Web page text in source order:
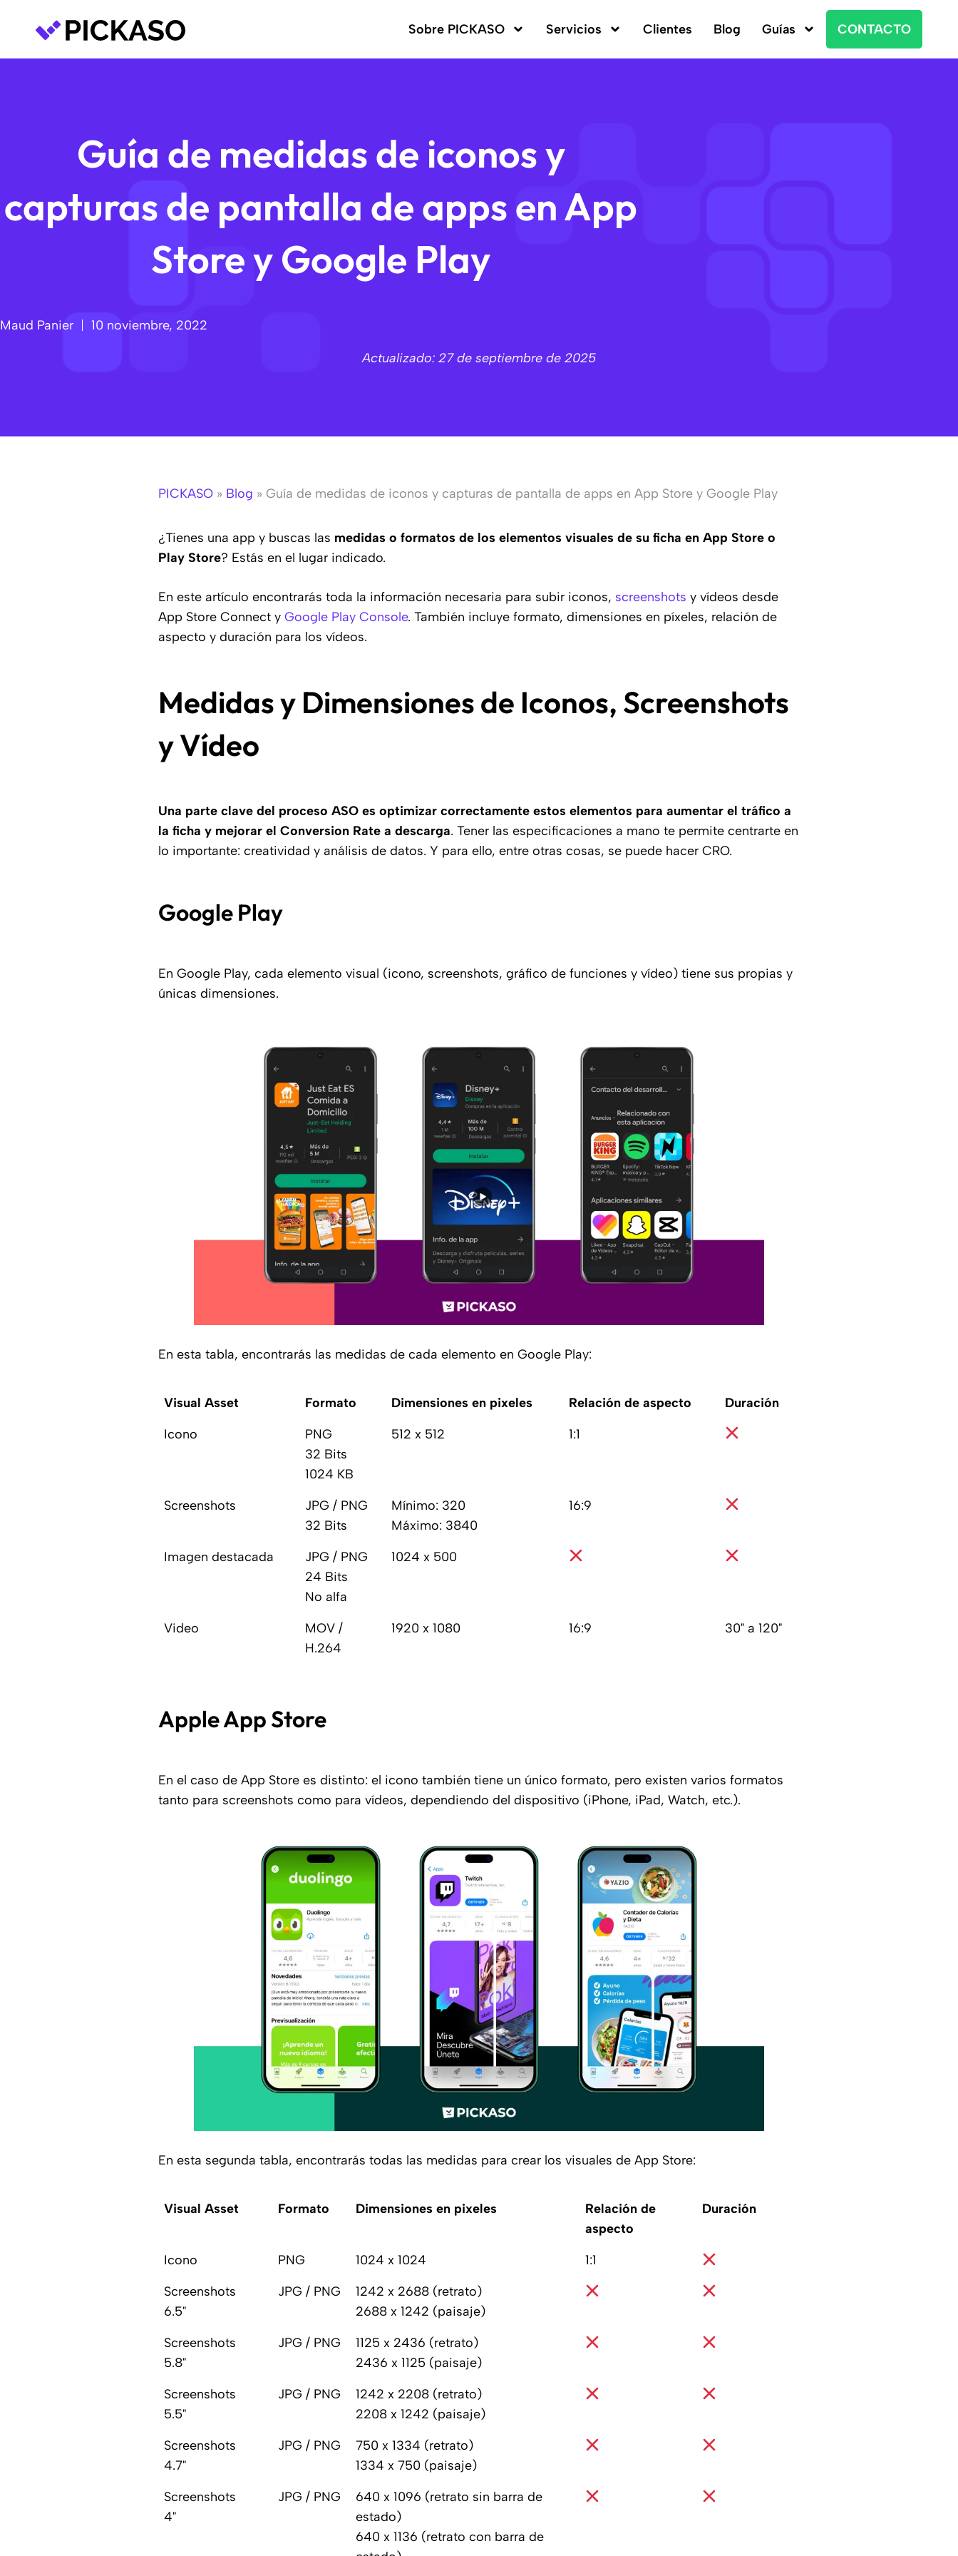
Sobre PICKASO Servicios Clientes Blog Guías CONTACTO
Guía de medidas de iconos y
capturas de pantalla de apps en App
Store y Google Play
Maud Panier 10 noviembre, 2022
Actualizado: 27 de septiembre de 2025
PICKASO » Blog » Guía de medidas de iconos y capturas de pantalla de apps en App Store y Google Play
¿Tienes una app y buscas las medidas o formatos de los elementos visuales de su ficha en App Store o
Play Store? Estás en el lugar indicado.
En este artículo encontrarás toda la información necesaria para subir iconos, screenshots y vídeos desde
App Store Connect y Google Play Console. También incluye formato, dimensiones en píxeles, relación de
aspecto y duración para los vídeos.
Medidas y Dimensiones de Iconos, Screenshots
y Vídeo
Una parte clave del proceso ASO es optimizar correctamente estos elementos para aumentar el tráfico a
la ficha y mejorar el Conversion Rate a descarga. Tener las especificaciones a mano te permite centrarte en
lo importante: creatividad y análisis de datos. Y para ello, entre otras cosas, se puede hacer CRO.
Google Play
En Google Play, cada elemento visual (icono, screenshots, gráfico de funciones y vídeo) tiene sus propias y
únicas dimensiones.
En esta tabla, encontrarás las medidas de cada elemento en Google Play:
Visual Asset Formato Dimensiones en pixeles Relación de aspecto
Duración
Icono
PNG
32 Bits
1024 KB
512 x 512 1:1
Screenshots
JPG / PNG
32 Bits
Mínimo: 320
Máximo: 3840
16:9
Imagen destacada
JPG / PNG
24 Bits
No alfa
1024 x 500
Video
MOV /
H.264
1920 x 1080 16:9 30" a 120"
Apple App Store
En el caso de App Store es distinto: el icono también tiene un único formato, pero existen varios formatos
tanto para screenshots como para vídeos, dependiendo del dispositivo (iPhone, iPad, Watch, etc.).
En esta segunda tabla, encontrarás todas las medidas para crear los visuales de App Store:
Visual Asset Formato Dimensiones en pixeles
Relación de
aspecto
Duración
Icono PNG 1024 x 1024
1:1
Screenshots
6.5"
JPG / PNG
1242 x 2688 (retrato)
2688 x 1242 (paisaje)
Screenshots
5.8"
JPG / PNG
1125 x 2436 (retrato)
2436 x 1125 (paisaje)
Screenshots
5.5"
JPG / PNG
1242 x 2208 (retrato)
2208 x 1242 (paisaje)
Screenshots
4.7"
JPG / PNG
750 x 1334 (retrato)
1334 x 750 (paisaje)
Screenshots
4"
JPG / PNG
640 x 1096 (retrato sin barra de
estado)
640 x 1136 (retrato con barra de